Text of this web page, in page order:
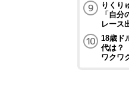
りくり
「自
レース
18歳ド
代は？
ワクワ